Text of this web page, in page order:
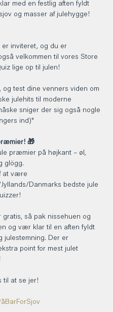
med en festlig aften fyldt
og masser af julehygge!
er inviteret, og du er
velkommen til vores Store
lige op til julen!
og test dine venners viden om
julehits til moderne
sniger der sig også nogle
ind)"
🎁
præmier på højkant – øl,
glögg.
at være
Danmarks bedste jule
gratis, så pak nissehuen og
og vær klar til en aften fyldt
julestemning. Der er
point for mest julet
til at se jer!